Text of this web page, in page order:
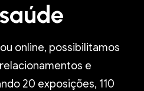
online, possibilitamos
e
20 exposições, 110